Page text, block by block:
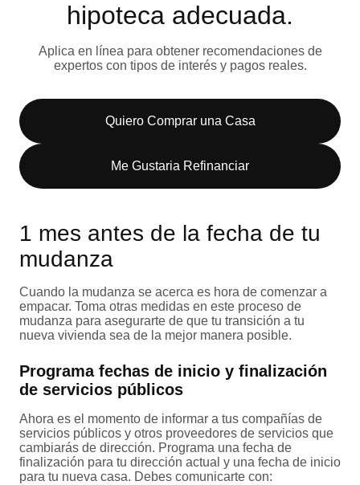
hipoteca adecuada.
Aplica en línea para obtener recomendaciones de
expertos con tipos de interés y pagos reales.
Quiero Comprar una Casa
Me Gustaria Refinanciar
1 mes antes de la fecha de tu
mudanza
Cuando la mudanza se acerca es hora de comenzar a
empacar. Toma otras medidas en este proceso de
mudanza para asegurarte de que tu transición a tu
nueva vivienda sea de la mejor manera posible.
Programa fechas de inicio y finalización
de servicios públicos
Ahora es el momento de informar a tus compañías de
servicios públicos y otros proveedores de servicios que
cambiarás de dirección. Programa una fecha de
finalización para tu dirección actual y una fecha de inicio
para tu nueva casa. Debes comunicarte con: